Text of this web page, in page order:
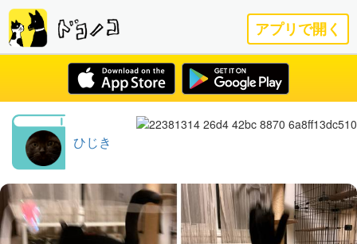
アプリで開く
ひじき